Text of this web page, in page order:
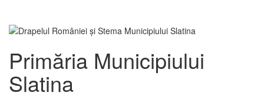
Primăria Municipiului
Slatina